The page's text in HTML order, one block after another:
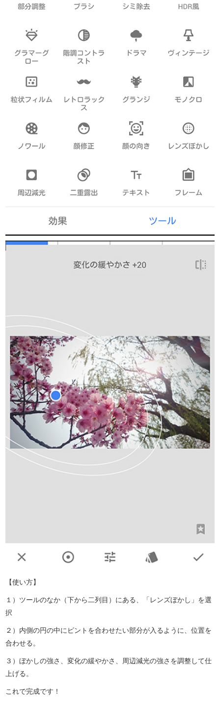
【使い方】
１）ツールのなか（下から二列目）にある、「レンズぼかし」を選
択
２）内側の円の中にピントを合わせたい部分が入るように、位置を
合わせる。
３）ぼかしの強さ、変化の緩やかさ、周辺減光の強さを調整して仕
上げる。
これで完成です！